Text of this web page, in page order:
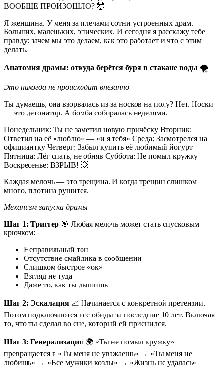
ВООБЩЕ ПРОИЗОШЛО? 🤯
Я женщина. У меня за плечами сотни устроенных драм.
Больших, маленьких, эпических. И сегодня я расскажу тебе
правду: зачем мы это делаем, как это работает и что с этим
делать.
Анатомия драмы: откуда берётся буря в стакане воды 🌪️
Это никогда не происходит внезапно
Ты думаешь, она взорвалась из-за носков на полу? Нет. Носки
— это детонатор. А бомба собиралась неделями.
Понедельник: Ты не заметил новую причёску Вторник:
Ответил на её «люблю» — «и я тебя» Среда: Засмотрелся на
официантку Четверг: Забыл купить её любимый йогурт
Пятница: Лёг спать, не обняв Суббота: Не помыл кружку
Воскресенье: ВЗРЫВ! 💥
Каждая мелочь — это трещина. И когда трещин слишком
много, плотина рушится.
Механизм запуска драмы
Шаг 1: Триггер 🎯 Любая мелочь может стать спусковым
крючком:
Неправильный тон
Отсутствие смайлика в сообщении
Слишком быстрое «ок»
Взгляд не туда
Даже то, как ты дышишь
Шаг 2: Эскалация 📈 Начинается с конкретной претензии.
Потом подключаются все обиды за последние 10 лет. Включая
то, что ты сделал во сне, который ей приснился.
Шаг 3: Генерализация 🌍 «Ты не помыл кружку»
превращается в «Ты меня не уважаешь» → «Ты меня не
любишь» → «Все мужики козлы» → «Жизнь не удалась»